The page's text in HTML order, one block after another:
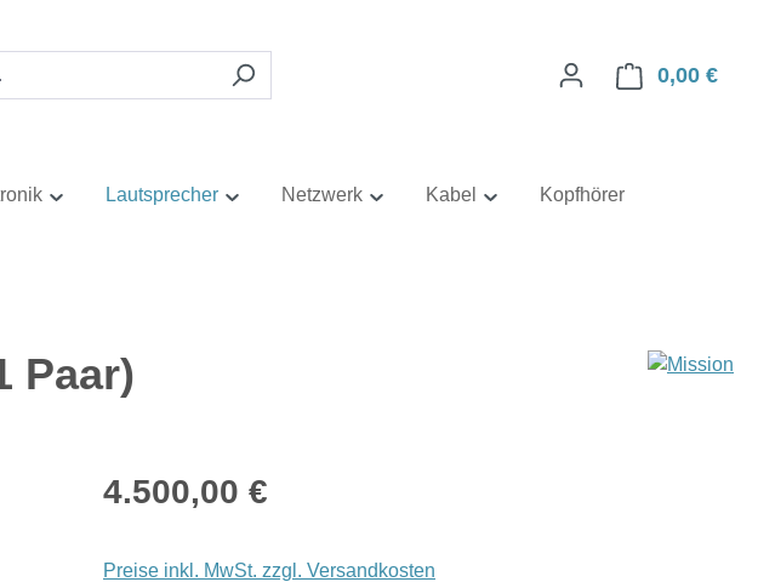
0,00 €
Lautsprecher Netzwerk Kabel Kopfhörer
Paar)
Regulärer Preis:
4.500,00 €
Preise inkl. MwSt. zzgl. Versandkosten